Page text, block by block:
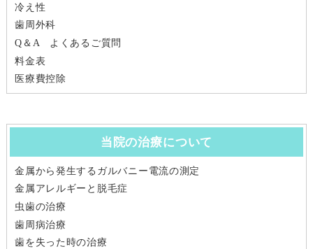
冷え性
歯周外科
Q＆A よくあるご質問
料金表
医療費控除
当院の治療について
金属から発生するガルバニー電流の測定
金属アレルギーと脱毛症
虫歯の治療
歯周病治療
歯を失った時の治療